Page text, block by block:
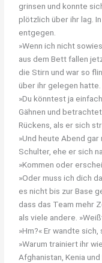
grinsen und konnte
plötzlich über ihr lag.
entgegen.
»Wenn ich nicht
aus dem Bett fallen
die Stirn und war so
über ihr gelegen hatte.
»Du könntest ja
Gähnen und
Rückens, als er sich
»Und heute Abend
Schulter, ehe er sich
»Kommen oder
»Oder muss ich dich
es nicht bis zur Base
dass das Team mehr
als viele andere.
»Hm?« Er wandte sich,
»Warum trainiert ihr
Afghanistan, Kenia